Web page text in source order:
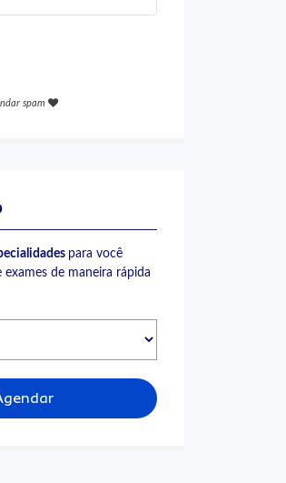
spam
para você
exames de maneira rápida